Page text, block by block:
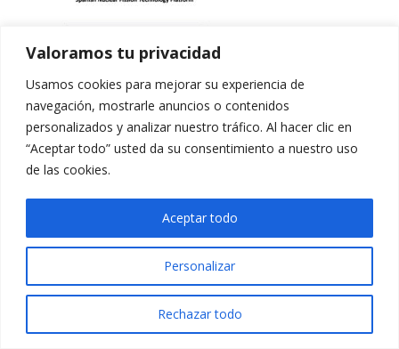
Valoramos tu privacidad
Usamos cookies para mejorar su experiencia de
navegación, mostrarle anuncios o contenidos
personalizados y analizar nuestro tráfico. Al hacer clic en
“Aceptar todo” usted da su consentimiento a nuestro uso
de las cookies.
Personalizar
Rechazar todo
Aceptar todo